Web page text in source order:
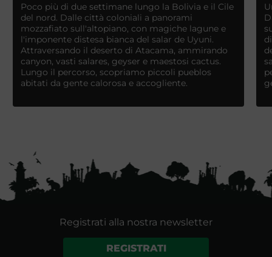
Poco più di due settimane lungo la Bolivia e il Cile
del nord. Dalle città coloniali a panorami
mozzafiato sull'altopiano, con magiche lagune e
l'imponente distesa bianca del salar de Uyuni.
Attraversando il deserto di Atacama, ammirando
canyon, vasti salares, geyser e maestosi cactus.
Lungo il percorso, scopriamo piccoli pueblos
abitati da gente calorosa e accogliente.
Registrati alla nostra newsletter
REGISTRATI